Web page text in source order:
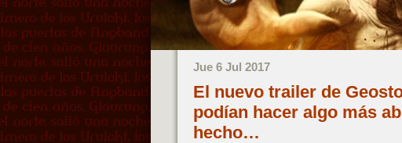
Jue 6 Jul 2017
El nuevo trailer de
podían hacer algo más
hecho…